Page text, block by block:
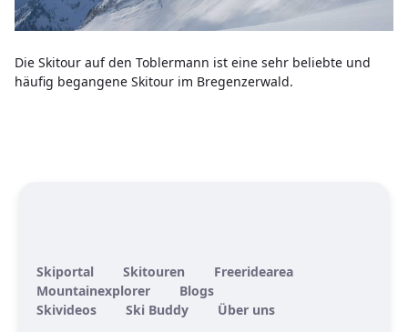
Die Skitour auf den Toblermann ist eine sehr beliebte und
häufig begangene Skitour im Bregenzerwald.
Skiportal Skitouren
Freeridearea
Mountainexplorer
Blogs
Skivideos
Ski Buddy Über uns